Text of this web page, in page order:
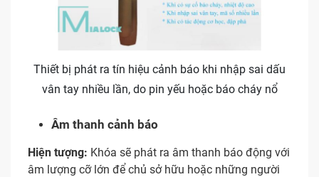
Thiết bị phát ra tín hiệu cảnh báo khi nhập sai dấu
vân tay nhiều lần, do pin yếu hoặc báo cháy nổ
Âm thanh cảnh báo
Hiện tượng: Khóa sẽ phát ra âm thanh báo động với
âm lượng cỡ lớn để chủ sở hữu hoặc những người